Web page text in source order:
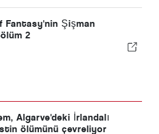
Fantasy'nin Şişman
2
Algarve'deki İrlandalı
ölümünü çevreliyor